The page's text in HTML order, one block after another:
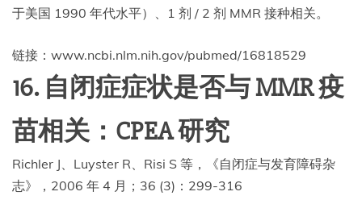
于美国 1990 年代水平）、1 剂 / 2 剂 MMR 接种相关。
链接：www.ncbi.nlm.nih.gov/pubmed/16818529
16. 自闭症症状是否与 MMR 疫
苗相关：CPEA 研究
Richler J、Luyster R、Risi S 等，《自闭症与发育障碍杂
志》，2006 年 4 月；36 (3)：299-316